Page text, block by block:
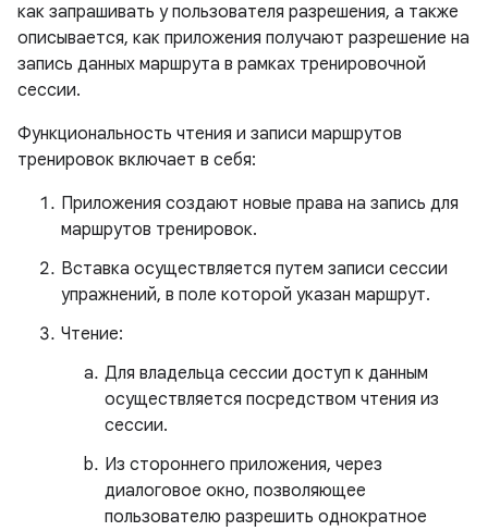
как запрашивать у пользователя разрешения, а также
описывается, как приложения получают разрешение на
запись данных маршрута в рамках тренировочной
сессии.
Функциональность чтения и записи маршрутов
тренировок включает в себя:
Приложения создают новые права на запись для
маршрутов тренировок.
Вставка осуществляется путем записи сессии
упражнений, в поле которой указан маршрут.
Чтение:
Для владельца сессии доступ к данным
осуществляется посредством чтения из
сессии.
Из стороннего приложения, через
диалоговое окно, позволяющее
пользователю разрешить однократное